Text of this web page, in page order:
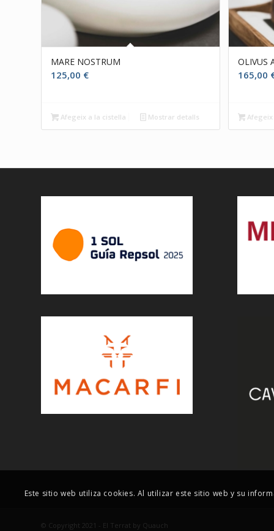
MARE NOSTRUM
125,00 €
Afegeix a la cistella Mostrar detalls
OLIVUS
165,00
© Copyright 2021 - El Terrat by Quauch
Este sitio web utiliza cookies. Al utilizar este sitio web y su